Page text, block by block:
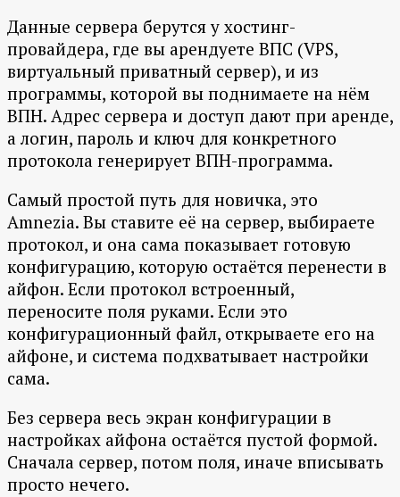
Данные сервера берутся у хостинг-
провайдера, где вы арендуете ВПС (VPS,
виртуальный приватный сервер), и из
программы, которой вы поднимаете на нём
ВПН. Адрес сервера и доступ дают при аренде,
а логин, пароль и ключ для конкретного
протокола генерирует ВПН-программа.
Самый простой путь для новичка, это
Amnezia. Вы ставите её на сервер, выбираете
протокол, и она сама показывает готовую
конфигурацию, которую остаётся перенести в
айфон. Если протокол встроенный,
переносите поля руками. Если это
конфигурационный файл, открываете его на
айфоне, и система подхватывает настройки
сама.
Без сервера весь экран конфигурации в
настройках айфона остаётся пустой формой.
Сначала сервер, потом поля, иначе вписывать
просто нечего.